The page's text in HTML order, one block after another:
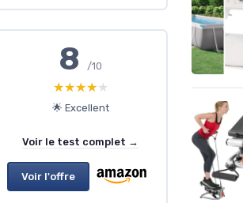
8/10
★★★★★
★★★★★
🌟 Excellent
Voir le test complet →
Voir l'offre